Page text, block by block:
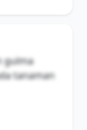
gulma
tanaman